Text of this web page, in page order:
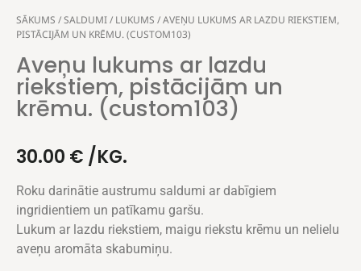
SĀKUMS /SALDUMI/ LUKUMS / AVEŅU LUKUMS AR LAZDU RIEKSTIEM,
PISTĀCIJĀM UN KRĒMU. (CUSTOM103)
Aveņu lukums ar lazdu
riekstiem, pistācijām un
krēmu. (custom103)
30.00 € /KG.
Roku darinātie austrumu saldumi ar dabīgiem
ingridientiem un patīkamu garšu.
Lukum ar lazdu riekstiem, maigu riekstu krēmu un nelielu
aveņu aromāta skabumiņu.